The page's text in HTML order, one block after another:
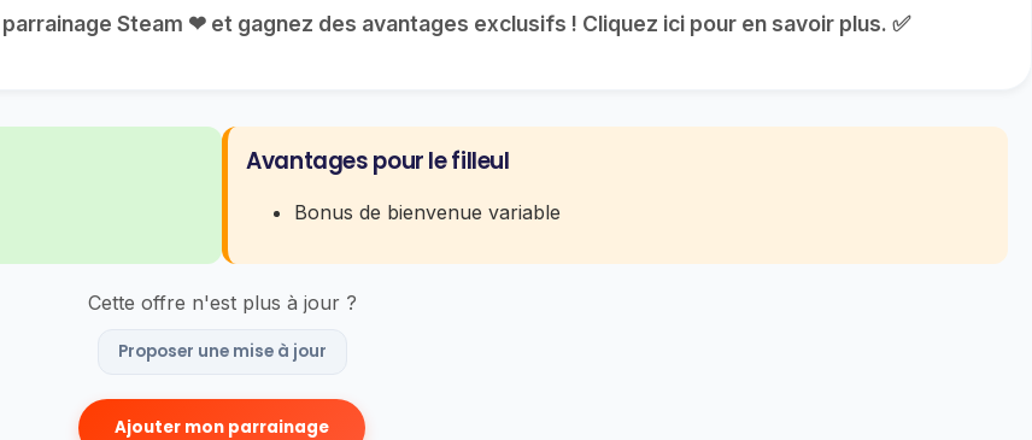
Steam ❤ et gagnez des avantages exclusifs ! Cliquez ici pour en savoir plus. ✅
Avantages pour le filleul
Bonus de bienvenue variable
Cette offre n'est plus à jour ?
Proposer une mise à jour
Ajouter mon parrainage